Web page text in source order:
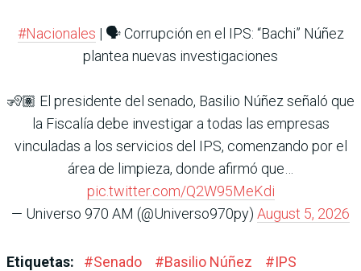
#Nacionales | 🗣️ Corrupción en el IPS: “Bachi” Núñez
plantea nuevas investigaciones
🧏🏽 El presidente del senado, Basilio Núñez señaló que
la Fiscalía debe investigar a todas las empresas
vinculadas a los servicios del IPS, comenzando por el
área de limpieza, donde afirmó que…
pic.twitter.com/Q2W95MeKdi
— Universo 970 AM (@Universo970py) August 5, 2026
Etiquetas: #Senado #Basilio Núñez #IPS